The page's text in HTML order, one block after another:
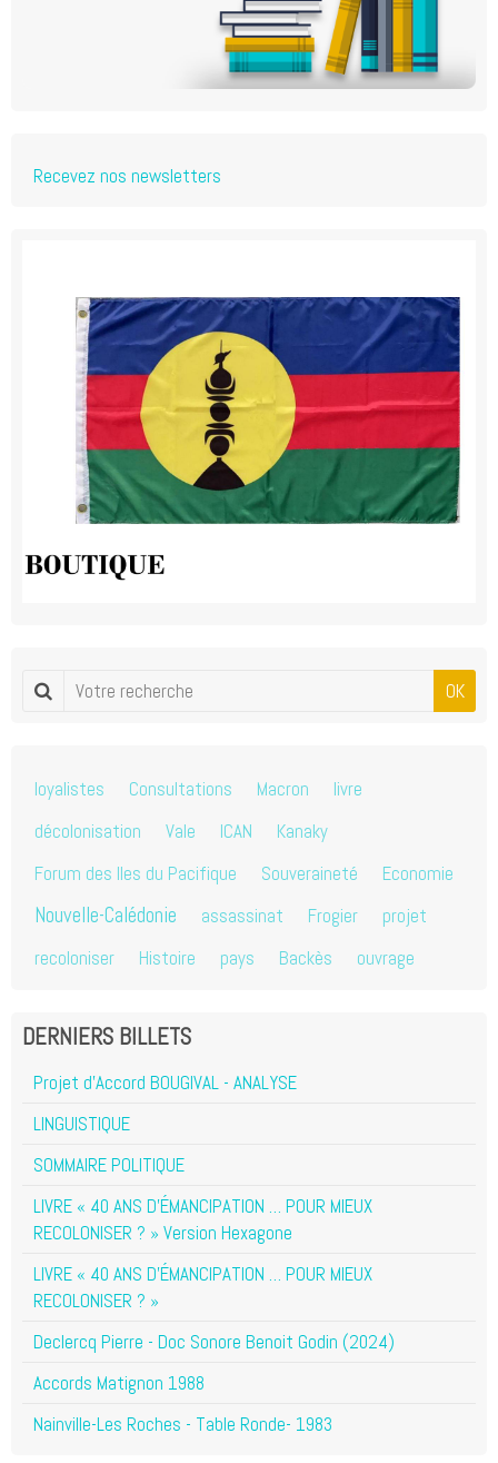
Recevez nos newsletters
OK
loyalistes Consultations Macron
livre
décolonisation
Vale ICAN
Kanaky
Forum des Iles du Pacifique
Souveraineté Economie
Nouvelle-Calédonie assassinat Frogier
projet
recoloniser
Histoire pays Backès ouvrage
DERNIERS BILLETS
Projet d'Accord BOUGIVAL - ANALYSE
LINGUISTIQUE
SOMMAIRE POLITIQUE
LIVRE « 40 ANS D’ÉMANCIPATION … POUR MIEUX
RECOLONISER ? » Version Hexagone
LIVRE « 40 ANS D’ÉMANCIPATION … POUR MIEUX
RECOLONISER ? »
Declercq Pierre - Doc Sonore Benoit Godin (2024)
Accords Matignon 1988
Nainville-Les Roches - Table Ronde- 1983